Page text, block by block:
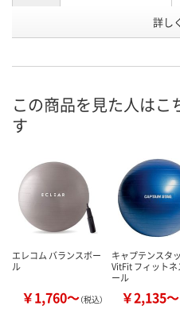
カゴへ
詳し
この商品を見た人はこ
す
エレコム バランスボー
ル
￥1,760～（税込）
キャプテンスタ
VitFit フィットネ
ール
￥2,135～